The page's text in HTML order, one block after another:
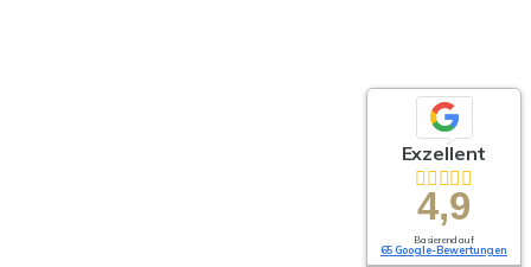
Exzellent
4,9
Basierend auf
65 Google-Bewertungen